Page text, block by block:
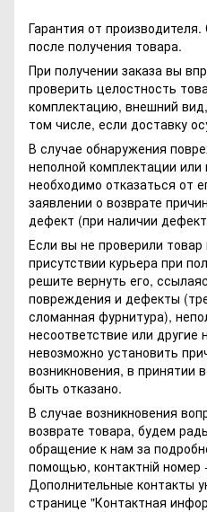
Гарантия от
после получения товара.
При получении заказа вы
проверить целостность
комплектацию, внешний
том числе, если доставку
В случае обнаружения
неполной комплектации или
необходимо отказаться от
заявлении о возврате
дефект (при наличии
Если вы не проверили товар
присутствии курьера при
решите вернуть его,
повреждения и дефекты
сломанная фурнитура),
несоответствие или другие
невозможно установить
возникновения, в принятии
быть отказано.
В случае возникновения
возврате товара, будем
обращение к нам за
помощью, контактній номер
Дополнительные контакты
странице "Контактная